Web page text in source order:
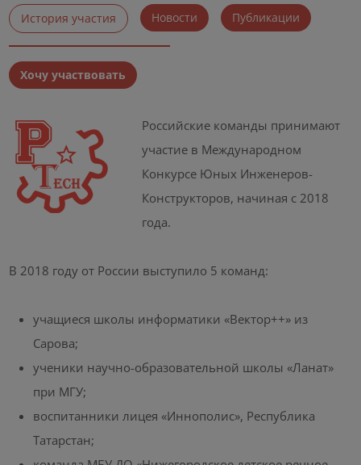
История участия Новости Публикации
Хочу участвовать
Российские команды принимают
участие в Международном
Конкурсе Юных Инженеров-
Конструкторов, начиная с 2018
года.
В 2018 году от России выступило 5 команд:
учащиеся школы информатики «Вектор++» из
Сарова;
ученики научно-образовательной школы «Ланат»
при МГУ;
воспитанники лицея «Иннополис», Республика
Татарстан;